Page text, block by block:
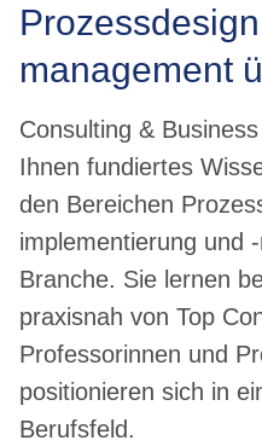
management
Consulting &
Ihnen fundiertes
den Bereichen
implementierung und
Branche. Sie lernen
praxisnah von Top
Professorinnen und
positionieren sich in
Berufsfeld.